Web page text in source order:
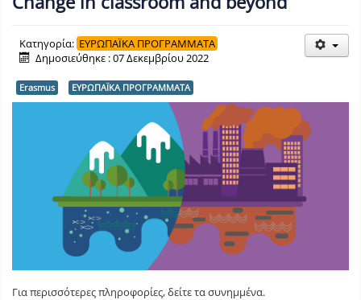
Κατηγορία: ΕΥΡΩΠΑΪΚΑ ΠΡΟΓΡΑΜΜΑΤΑ
Δημοσιεύθηκε : 07 Δεκεμβρίου 2022
Erasmus ΕΥΡΩΠΑΪΚΑ ΠΡΟΓΡΑΜΜΑΤΑ
Για περισσότερες πληροφορίες, δείτε τα συνημμένα.